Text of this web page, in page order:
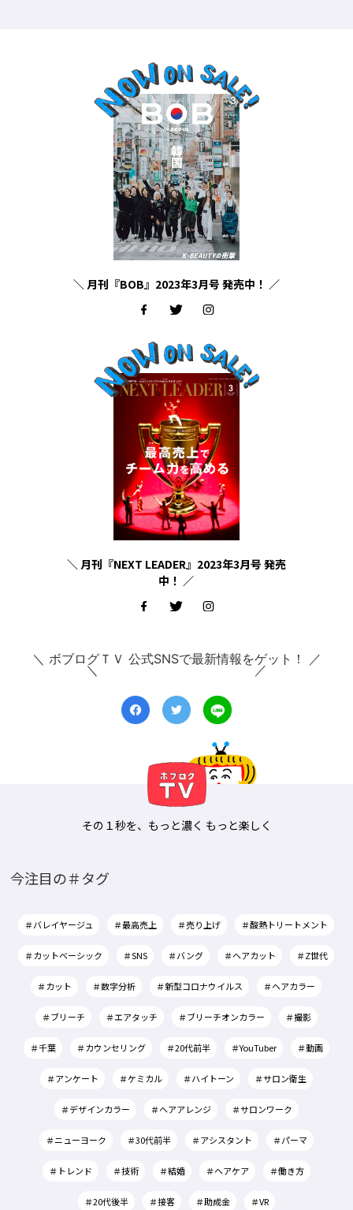
＼ 月刊『BOB』2023年3月号 発売中！ ／
＼ 月刊『NEXT LEADER』2023年3月号 発売
中！ ／
＼ ボブログＴＶ 公式SNSで最新情報をゲット！ ／
その１秒を、もっと濃く もっと楽しく
今注目の＃タグ
＃バレイヤージュ ＃最高売上 ＃売り上げ ＃酸熱トリートメント
＃カットベーシック ＃SNS ＃バング ＃ヘアカット ＃Z世代
＃カット ＃数字分析 ＃新型コロナウイルス ＃ヘアカラー
＃ブリーチ ＃エアタッチ ＃ブリーチオンカラー ＃撮影
＃千葉 ＃カウンセリング ＃20代前半 ＃YouTuber ＃動画
＃アンケート ＃ケミカル ＃ハイトーン ＃サロン衛生
＃デザインカラー ＃ヘアアレンジ ＃サロンワーク
＃ニューヨーク ＃30代前半 ＃アシスタント ＃パーマ
＃トレンド ＃技術 ＃結婚 ＃ヘアケア ＃働き方
＃20代後半 ＃接客 ＃助成金 ＃VR